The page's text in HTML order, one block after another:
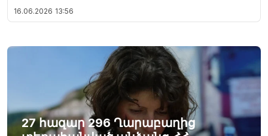
16.06.2026 13:56
27 հազար 296 Ղարաբաղից